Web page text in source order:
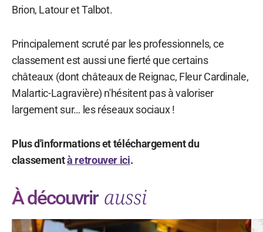
Brion, Latour et Talbot.
Principalement scruté par les professionnels, ce
classement est aussi une fierté que certains
châteaux (dont châteaux de Reignac, Fleur Cardinale,
Malartic-Lagravière) n'hésitent pas à valoriser
largement sur… les réseaux sociaux !
Plus d'informations et téléchargement du
classementà retrouver ici.
À découvrir aussi